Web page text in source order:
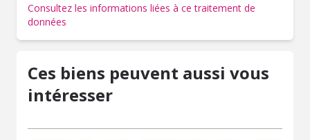
Consultez les informations liées à ce traitement de
données
Ces biens peuvent aussi vous
intéresser